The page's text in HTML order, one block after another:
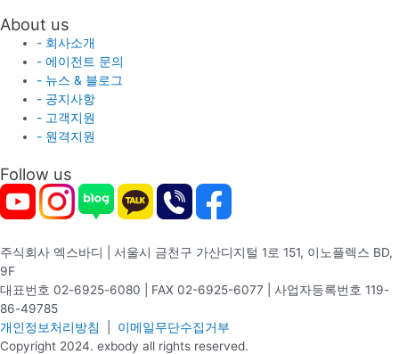
About us
- 회사소개
- 에이전트 문의
- 뉴스 & 블로그
- 공지사항
- 고객지원
- 원격지원
Follow us
주식회사 엑스바디 | 서울시 금천구 가산디지털 1로 151, 이노플렉스 BD,
9F
대표번호 02-6925-6080 | FAX 02-6925-6077 | 사업자등록번호 119-
86-49785
개인정보처리방침
이메일무단수집거부
Copyright 2024. exbody all rights reserved.